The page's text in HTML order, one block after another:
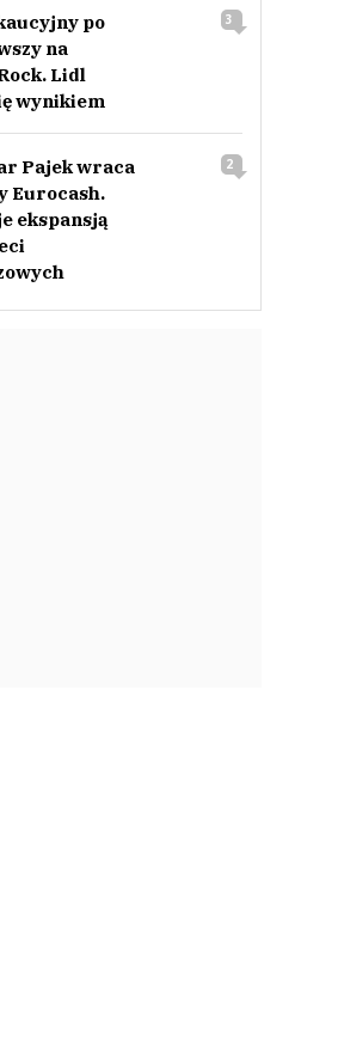
po
na
Lidl
wynikiem
3
Pajek wraca
Eurocash.
ekspansją
2